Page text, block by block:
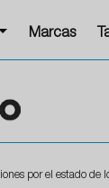
Marcas
por el estado de